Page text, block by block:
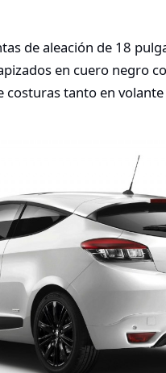
de aleación de 18
en cuero negro
tanto en